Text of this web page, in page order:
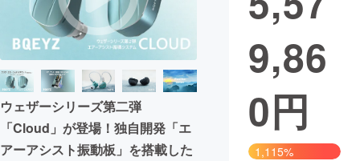
映像・映画
ビジネス・起業
まちづくり・地域活性化
ウェザーシリーズ第二弾
「Cloud」が登場！独自開発「エ
アーアシスト振動板」を搭載した
9,86
0円
1,115%